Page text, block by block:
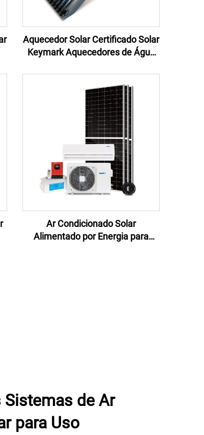
Aquecedor Solar Certificado Solar
Keymark Aquecedores de Água
Compactos Pressurizados
Ar Condicionado Solar
Alimentado por Energia para
de Ar
para Uso